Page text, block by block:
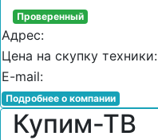
Проверенный
Адрес:
Цена на скупку техники:
E-mail:
Подробнее о компании
Купим-ТВ